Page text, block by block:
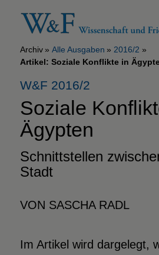
Archiv Alle Ausgaben
2016/2
Artikel: Soziale Konflikte in
W&F 2016/2
Soziale
Ägypten
Schnittstellen
Stadt
VON SASCHA RADL
Im Artikel wird dargelegt,